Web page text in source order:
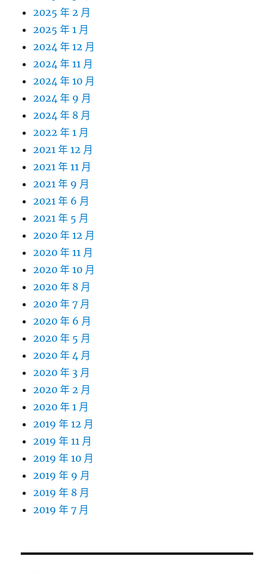
2025 年 2 月
2025 年 1 月
2024 年 12 月
2024 年 11 月
2024 年 10 月
2024 年 9 月
2024 年 8 月
2022 年 1 月
2021 年 12 月
2021 年 11 月
2021 年 9 月
2021 年 6 月
2021 年 5 月
2020 年 12 月
2020 年 11 月
2020 年 10 月
2020 年 8 月
2020 年 7 月
2020 年 6 月
2020 年 5 月
2020 年 4 月
2020 年 3 月
2020 年 2 月
2020 年 1 月
2019 年 12 月
2019 年 11 月
2019 年 10 月
2019 年 9 月
2019 年 8 月
2019 年 7 月